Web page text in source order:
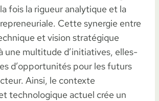
fois la rigueur analytique et la
Cette synergie entre
et vision stratégique
une multitude d’initiatives, elles-
d’opportunités pour les futurs
Ainsi, le contexte
technologique actuel crée un